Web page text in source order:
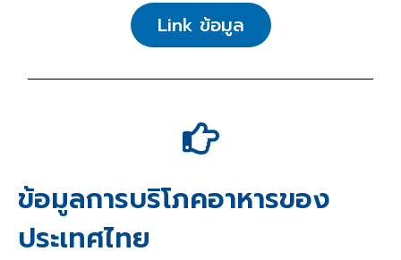
Link ข้อมูล
ข้อมูลการบริโภคอาหารของ
ประเทศไทย